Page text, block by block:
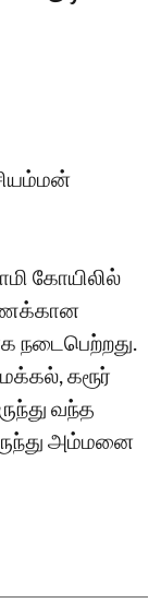
கோயிலில்
நடைபெற்றது.
கரூர்
வந்த
அம்மனை